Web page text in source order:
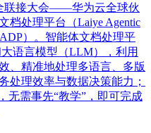
联接大会——华为云全球伙
档处理平台（Laiye Agentic
ADP）。智能体文档处理平
语言模型（LLM），利用
、精准地处理多语言、多版
处理效率与数据决策能力；
无需事先“教学”，即可完成